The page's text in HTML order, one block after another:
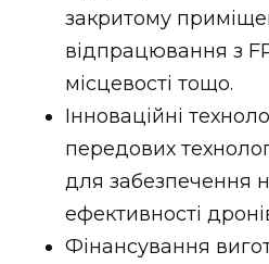
закритому
відпрацювання з
місцевості тощо.
Інноваційні
передових
для забезпечення
ефективності
Фінансування